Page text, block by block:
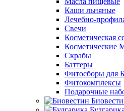
Каши льняные
Лечебно-
Свечи
Косметическая
Косметические
Скрабы
Баттеры
Фитосборы для
Фитокомплексы
Подарочные